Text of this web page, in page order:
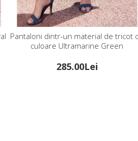
Pantaloni dintr-un material de tricot de
culoare Ultramarine Green
285.00Lei